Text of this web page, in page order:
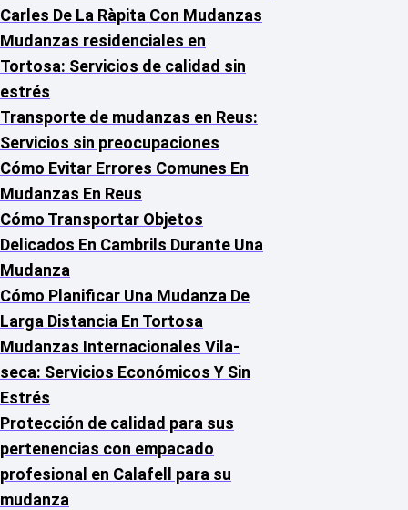
Carles De La Ràpita Con Mudanzas
Mudanzas residenciales en
Tortosa: Servicios de calidad sin
estrés
Transporte de mudanzas en Reus:
Servicios sin preocupaciones
Cómo Evitar Errores Comunes En
Mudanzas En Reus
Cómo Transportar Objetos
Delicados En Cambrils Durante Una
Mudanza
Cómo Planificar Una Mudanza De
Larga Distancia En Tortosa
Mudanzas Internacionales Vila-
seca: Servicios Económicos Y Sin
Estrés
Protección de calidad para sus
pertenencias con empacado
profesional en Calafell para su
mudanza